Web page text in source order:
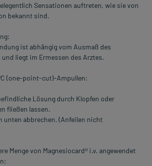
Sensationen auftreten, wie sie von
bekannt sind.
ist abhängig vom Ausmaß des
liegt im Ermessen des Arztes.
(one-point-cut)-Ampullen:
Lösung durch Klopfen oder
fließen lassen.
unten abbrechen. (Anfeilen nicht
Menge von Magnesiocard® i.v. angewendet